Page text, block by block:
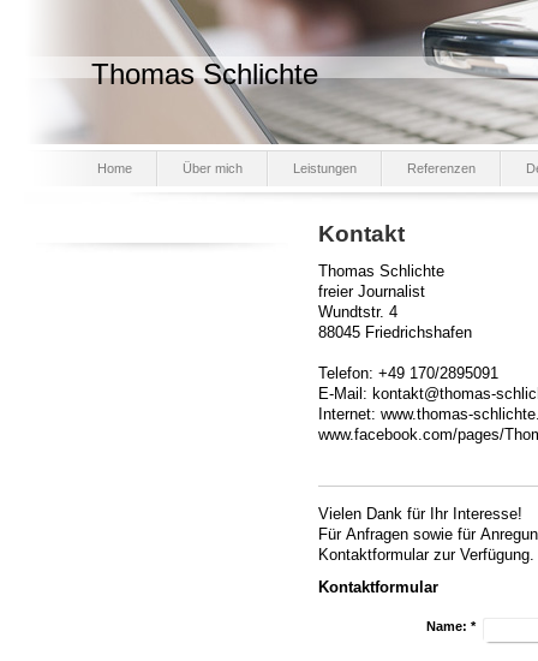
Thomas Schlichte
Home Über mich Leistungen Referenzen
Kontakt
Thomas Schlichte
freier Journalist
Wundtstr. 4
88045 Friedrichshafen
Telefon: +49 170/2895091
E-Mail: kontakt@thomas-
Internet: www.thomas-
www.facebook.com/pages/
Vielen Dank für Ihr Interesse!
Für Anfragen sowie für
Kontaktformular zur
Kontaktformular
Name: *